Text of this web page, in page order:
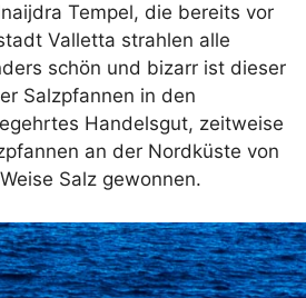
Tempel, die bereits vor
Valletta strahlen alle
schön und bizarr ist dieser
Salzpfannen in den
Handelsgut, zeitweise
an der Nordküste von
Salz gewonnen.